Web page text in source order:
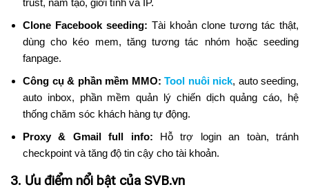
Clone Facebook seeding: Tài khoản clone tương tác thật,
dùng cho kéo mem, tăng tương tác nhóm hoặc seeding
fanpage.
Công cụ & phần mềm MMO: Tool nuôi nick, auto seeding,
auto inbox, phần mềm quản lý chiến dịch quảng cáo, hệ
thống chăm sóc khách hàng tự động.
Proxy & Gmail full info: Hỗ trợ login an toàn, tránh
checkpoint và tăng độ tin cậy cho tài khoản.
3. Ưu điểm nổi bật của SVB.vn